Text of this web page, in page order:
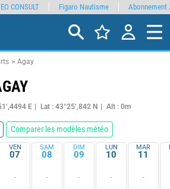
Agay
E Lat : 43°25’,842 N Alt : 0m
Comparer les modèles météo
VEN
07
-
SAM
08
-
DIM
09
-
LUN
10
-
MAR
11
-
CONSULT Figaro Nautisme Abonnement